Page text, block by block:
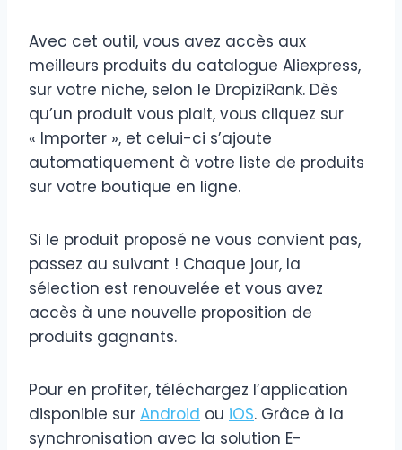
Avec cet outil, vous avez accès aux
meilleurs produits du catalogue Aliexpress,
sur votre niche, selon le DropiziRank. Dès
qu’un produit vous plait, vous cliquez sur
« Importer », et celui-ci s’ajoute
automatiquement à votre liste de produits
sur votre boutique en ligne.
Si le produit proposé ne vous convient pas,
passez au suivant ! Chaque jour, la
sélection est renouvelée et vous avez
accès à une nouvelle proposition de
produits gagnants.
Pour en profiter, téléchargez l’application
disponible sur Android ou iOS. Grâce à la
synchronisation avec la solution E-